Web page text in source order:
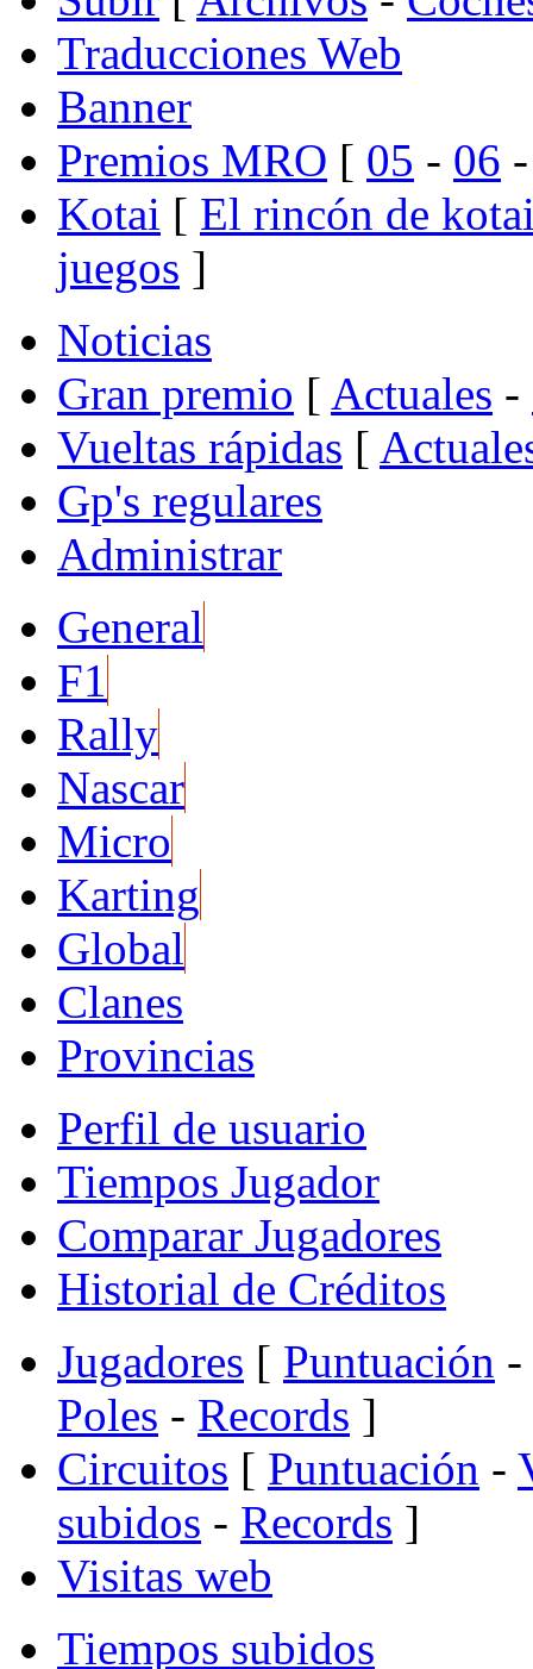
Traducciones Web
Banner
Premios MRO [ 05 - 06
Kotai [ El rincón de
juegos ]
Noticias
Gran premio [ Actuales -
Vueltas rápidas [
Gp's regulares
Administrar
General
F1
Rally
Nascar
Micro
Karting
Global
Clanes
Provincias
Perfil de usuario
Tiempos Jugador
Comparar Jugadores
Historial de Créditos
Jugadores [ Puntuación -
Poles - Records ]
Circuitos [ Puntuación -
subidos - Records ]
Visitas web
Tiempos subidos